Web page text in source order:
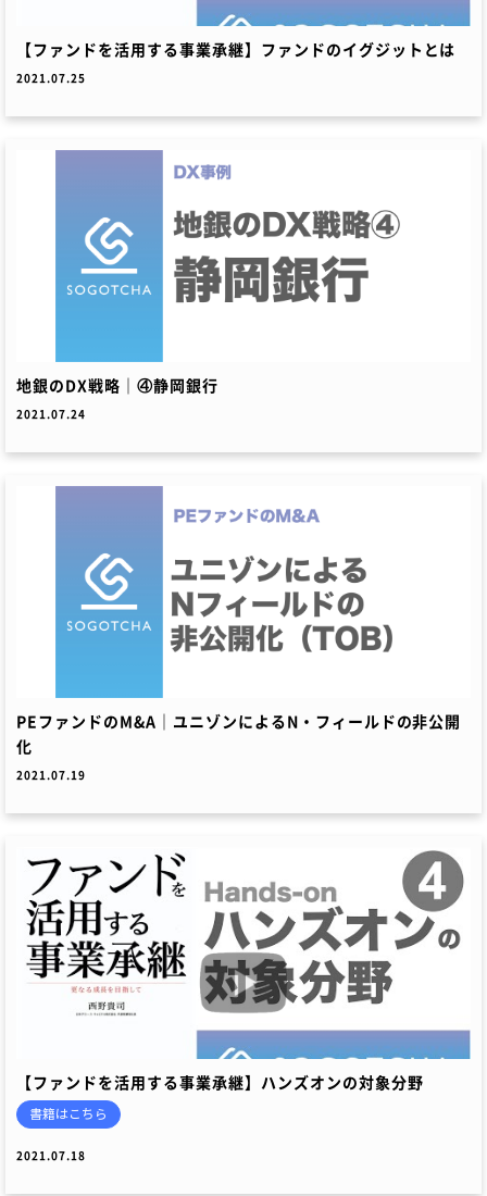
【ファンドを活用する事業承継】ファンドのイグジットとは
2021.07.25
地銀のDX戦略｜④静岡銀行
2021.07.24
PEファンドのM&A｜ユニゾンによるN・フィールドの非公開
化
2021.07.19
【ファンドを活用する事業承継】ハンズオンの対象分野
書籍はこちら
2021.07.18